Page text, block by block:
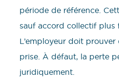
période de référence.
sauf accord collectif plus
L’employeur doit prouver
prise. À défaut, la perte
juridiquement.